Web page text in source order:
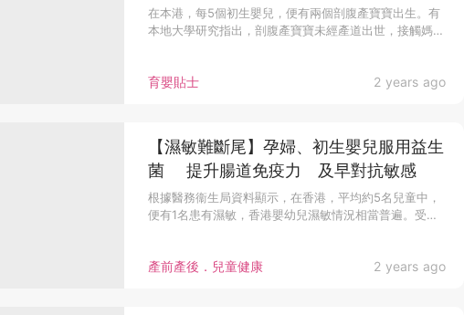
育嬰貼士 2 years ago
在本港，每5個初生嬰兒，便有兩個剖腹產寶寶出生。有
本地大學研究指出，剖腹產寶寶未經產道出世，接觸媽
產前產後．兒童健康 2 years ago
【濕敏難斷尾】孕婦、初生嬰兒服用益生
菌 提升腸道免疫力 及早對抗敏感
根據醫務衞生局資料顯示，在香港，平均約5名兒童中，
便有1名患有濕敏，香港嬰幼兒濕敏情況相當普遍。受